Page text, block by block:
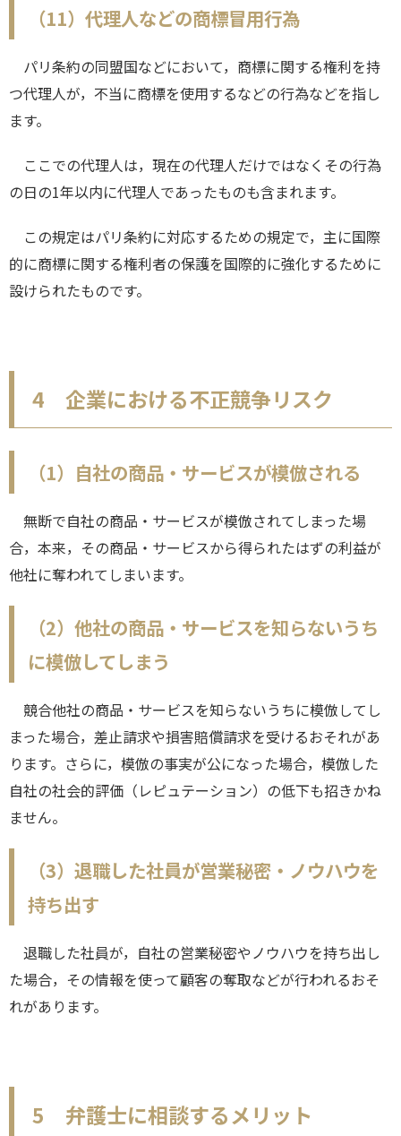
（11）代理人などの商標冒用行為
パリ条約の同盟国などにおいて，商標に関する権利を持
つ代理人が，不当に商標を使用するなどの行為などを指し
ます。
ここでの代理人は，現在の代理人だけではなくその行為
の日の1年以内に代理人であったものも含まれます。
この規定はパリ条約に対応するための規定で，主に国際
的に商標に関する権利者の保護を国際的に強化するために
設けられたものです。
4 企業における不正競争リスク
（1）自社の商品・サービスが模倣される
無断で自社の商品・サービスが模倣されてしまった場
合，本来，その商品・サービスから得られたはずの利益が
他社に奪われてしまいます。
（2）他社の商品・サービスを知らないうち
に模倣してしまう
競合他社の商品・サービスを知らないうちに模倣してし
まった場合，差止請求や損害賠償請求を受けるおそれがあ
ります。さらに，模倣の事実が公になった場合，模倣した
自社の社会的評価（レピュテーション）の低下も招きかね
ません。
（3）退職した社員が営業秘密・ノウハウを
持ち出す
退職した社員が，自社の営業秘密やノウハウを持ち出し
た場合，その情報を使って顧客の奪取などが行われるおそ
れがあります。
5 弁護士に相談するメリット